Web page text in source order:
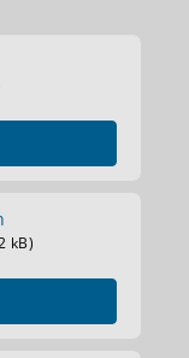
kB)